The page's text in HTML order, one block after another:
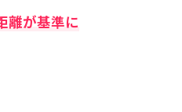
離が基準に